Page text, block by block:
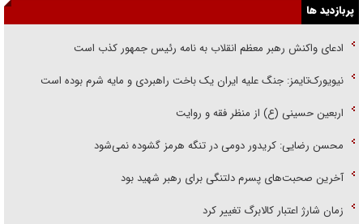
پربازدید ها
ادعای واکنش رهبر معظم انقلاب به نامه رئیس جمهور کذب است
نیویورک‌تایمز: جنگ علیه ایران یک باخت راهبردی و مایه شرم بوده است
اربعین حسینی (ع) از منظر فقه و روایت
محسن رضایی: کریدور دومی در تنگه هرمز گشوده نمی‌شود
آخرین صحبت‌های پسرم دلتنگی برای رهبر شهید بود
زمان شارژ اعتبار کالابرگ تغییر کرد